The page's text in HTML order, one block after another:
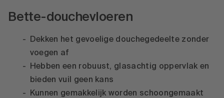
Bette-douchevloeren
Dekken het gevoelige douchegedeelte zonder
voegen af
Hebben een robuust, glasachtig oppervlak en
bieden vuil geen kans
Kunnen gemakkelijk worden schoongemaakt